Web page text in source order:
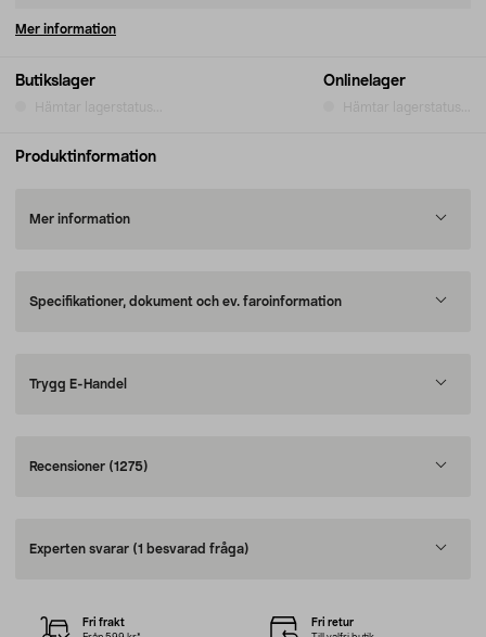
Butikslager
Hämtar lagerstatus...
Onlinelager
Hämtar lagerstatus...
Mer information
Produktinformation
Mer information
Specifikationer, dokument och ev. faroinformation
Trygg E-Handel
Recensioner (1275)
Experten svarar (1 besvarad fråga)
Fri frakt Fri retur